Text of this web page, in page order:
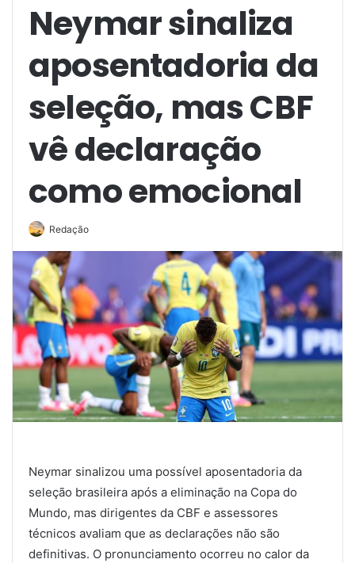
Neymar sinaliza
aposentadoria da
seleção, mas CBF
vê declaração
como emocional
Redação
Neymar sinalizou uma possível aposentadoria da
seleção brasileira após a eliminação na Copa do
Mundo, mas dirigentes da CBF e assessores
técnicos avaliam que as declarações não são
definitivas. O pronunciamento ocorreu no calor da